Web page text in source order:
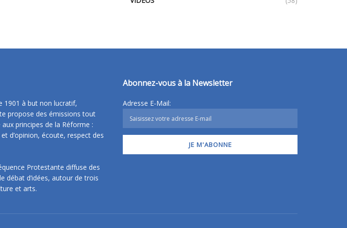
1901 à but non lucratif,
propose des émissions tout
principes de la Réforme :
d’opinion, écoute, respect des
Protestante diffuse des
débat d’idées, autour de trois
et arts.
Abonnez-vous à la Newsletter
Adresse E-Mail: